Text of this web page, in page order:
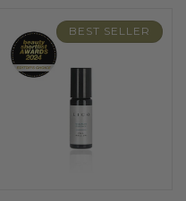
BEST SELLER